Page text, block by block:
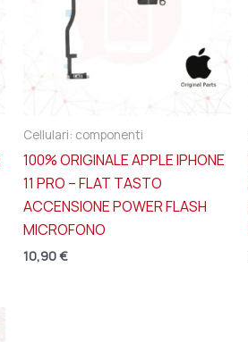
Cellulari: componenti
100% ORIGINALE APPLE IPHONE
11 PRO – FLAT TASTO
ACCENSIONE POWER FLASH
MICROFONO
10,90€